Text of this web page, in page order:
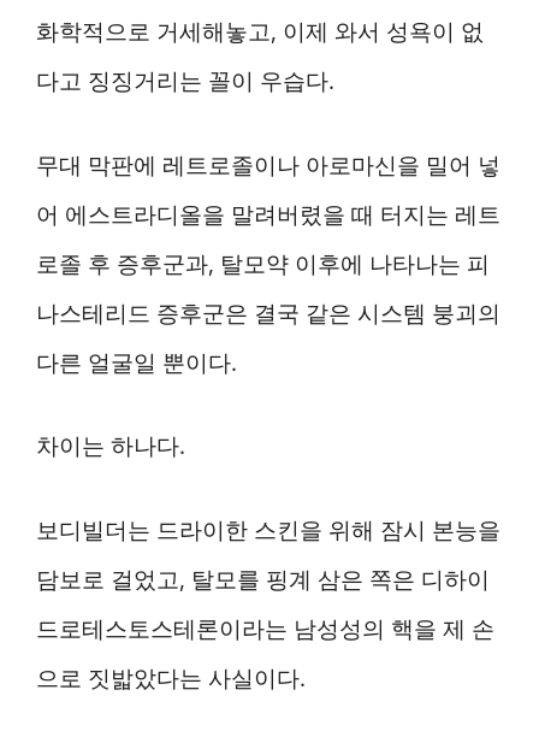
화학적으로 거세해놓고, 이제 와서 성욕이 없
다고 징징거리는 꼴이 우습다.
무대 막판에 레트로졸이나 아로마신을 밀어 넣
어 에스트라디올을 말려버렸을 때 터지는 레트
로졸 후 증후군과, 탈모약 이후에 나타나는 피
나스테리드 증후군은 결국 같은 시스템 붕괴의
다른 얼굴일 뿐이다.
차이는 하나다.
보디빌더는 드라이한 스킨을 위해 잠시 본능을
담보로 걸었고, 탈모를 핑계 삼은 쪽은 디하이
드로테스토스테론이라는 남성성의 핵을 제 손
으로 짓밟았다는 사실이다.